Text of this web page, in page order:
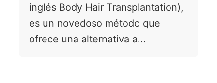
inglés Body Hair Transplantation),
es un novedoso método que
ofrece una alternativa a...